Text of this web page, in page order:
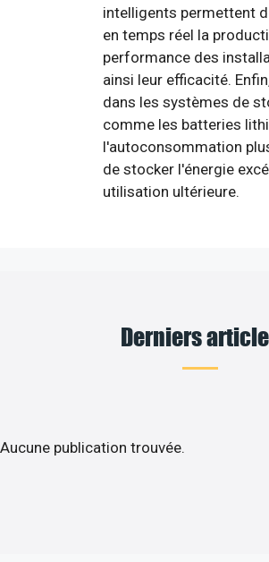
intelligents permettent
en temps réel la
performance des
ainsi leur efficacité.
dans les systèmes de
comme les batteries
l'autoconsommation
de stocker l'énergie
utilisation ultérieure.
Derniers
Aucune publication trouvée.